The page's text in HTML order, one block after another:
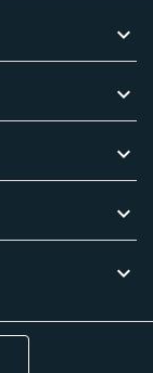




